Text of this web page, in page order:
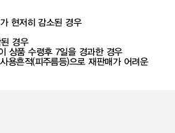
현저히 감소된 경우
경우
상품 수령후 7일을 경과한 경우
용흔적(피주름등)으로 재판매가 어려운